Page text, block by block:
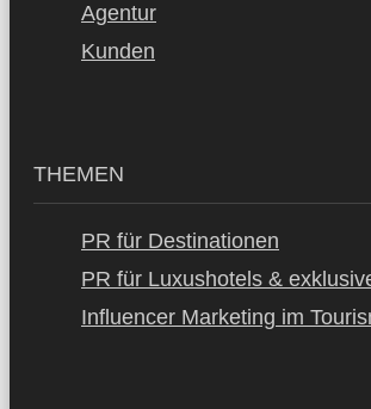
Agentur
Kunden
THEMEN
PR für Destinationen
PR für Luxushotels &
Influencer Marketing im